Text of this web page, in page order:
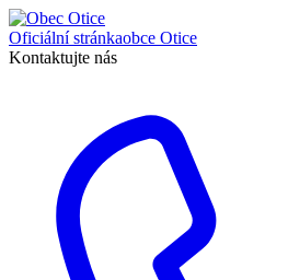
Oficiální stránkaobce Otice
Kontaktujte nás